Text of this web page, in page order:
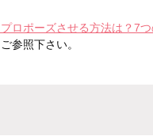
ロポーズさせる方法は？7
ご参照下さい。